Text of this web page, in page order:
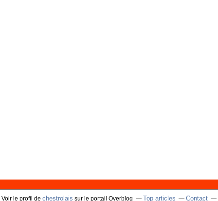
Voir le profil de chestrolais sur le portail Overblog Top articles Contact